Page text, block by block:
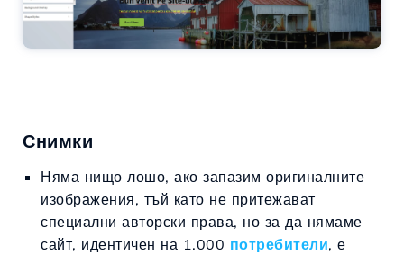
Снимки
Няма нищо лошо, ако запазим оригиналните
изображения, тъй като не притежават
специални авторски права, но за да нямаме
сайт, идентичен на 1.000 потребители, е